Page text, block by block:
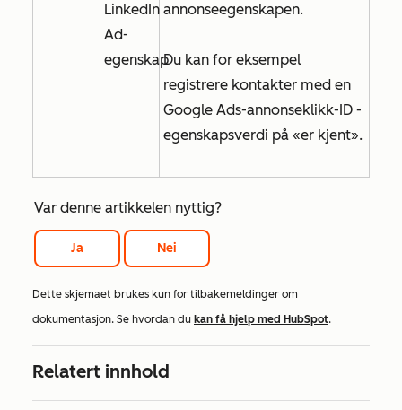
LinkedIn
Ad-
egenskap
annonseegenskapen.
Du kan for eksempel
registrere kontakter med en
Google Ads-annonseklikk-ID -
egenskapsverdi på «er kjent».
Var denne artikkelen nyttig?
Ja Nei
Dette skjemaet brukes kun for tilbakemeldinger om
dokumentasjon. Se hvordan du kan få hjelp med HubSpot.
Relatert innhold